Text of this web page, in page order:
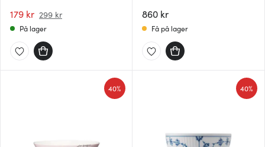
179 kr 299 kr
På lager
860 kr
Få på lager
40% 40%